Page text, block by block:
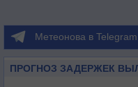
Метеонова в Telegram
ПРОГНОЗ ЗАДЕРЖЕК